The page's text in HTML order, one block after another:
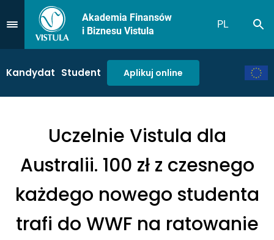
Przejdź do Menu
Akademia Finansów
i Biznesu Vistula
PL
Kandydat Student Aplikuj online
Uczelnie Vistula dla
Australii. 100 zł z czesnego
każdego nowego studenta
trafi do WWF na ratowanie